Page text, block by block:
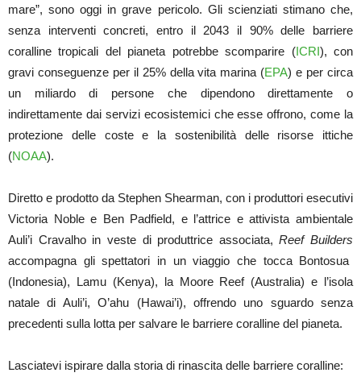
mare”, sono oggi in grave pericolo. Gli scienziati stimano che,
senza interventi concreti, entro il 2043 il 90% delle barriere
coralline tropicali del pianeta potrebbe scomparire (ICRI), con
gravi conseguenze per il 25% della vita marina (EPA) e per circa
un miliardo di persone che dipendono direttamente o
indirettamente dai servizi ecosistemici che esse offrono, come la
protezione delle coste e la sostenibilità delle risorse ittiche
(NOAA).
Diretto e prodotto da Stephen Shearman, con i produttori esecutivi
Victoria Noble e Ben Padfield, e l’attrice e attivista ambientale
Auli’i Cravalho in veste di produttrice associata,Reef Builders
accompagna gli spettatori in un viaggio che tocca Bontosua
(Indonesia), Lamu (Kenya), la Moore Reef (Australia) e l’isola
natale di Auli’i, O’ahu (Hawai’i), offrendo uno sguardo senza
precedenti sulla lotta per salvare le barriere coralline del pianeta.
Lasciatevi ispirare dalla storia di rinascita delle barriere coralline: